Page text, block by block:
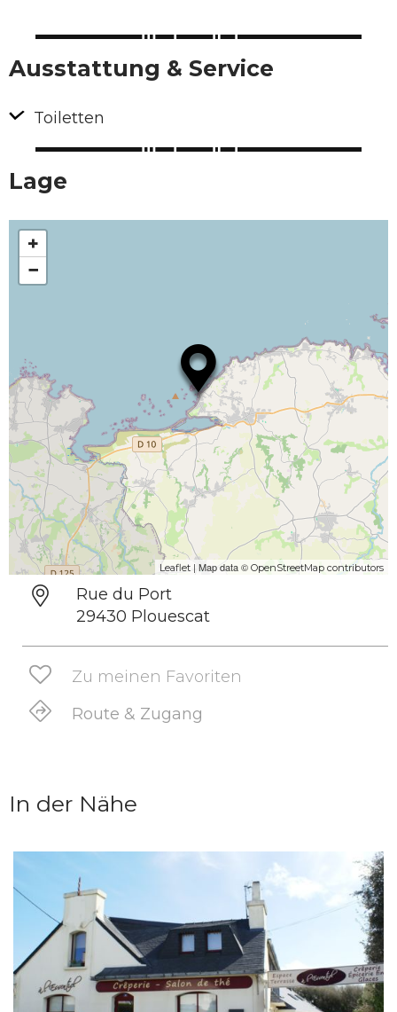
Ausstattung & Service
Toiletten
Lage
+
−
Leaflet | Map data © OpenStreetMap contributors
Rue du Port
29430 Plouescat
Zu meinen Favoriten
Route & Zugang
In der Nähe